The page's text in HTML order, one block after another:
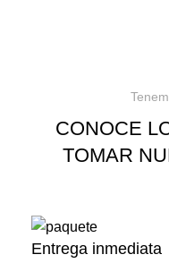
CONOCE
TOMAR
Entrega inmediata